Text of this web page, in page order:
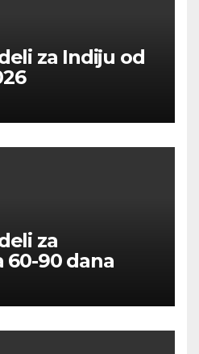
za Indiju od
za
60-90 dana